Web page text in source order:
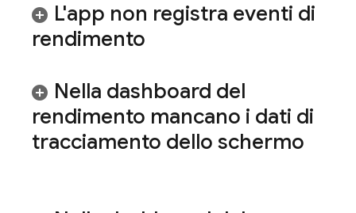
L'app non registra eventi di
rendimento
Nella dashboard del
rendimento mancano i dati di
tracciamento dello schermo